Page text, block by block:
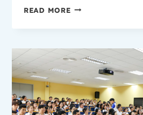
READ MORECTU
12
TRIỂN
ĐẠI
HỌC